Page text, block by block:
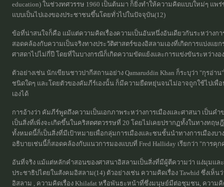
education) ในช่วงทศวรรษ 1960 เป็นต้นมา ก็ยิ่งทำให้ความคิดแบบใหม่ๆ แ
แบบเป็นไปเองของประชาชนขึ้นโดยทั่วไปในปัจจุบัน(12)
ข้อที่น่าสนใจก็คือ แม้แต่ความคิดเรื่องความเป็นอันหนึ่งอันเดียวกันระหว่างกา
สอดคล้องกับความเป็นจริงทางประวัติศาสตร์ของอิสลามเองที่เกิดการแบ่งแย
ศาสดาไปไม่กี่ปี โดยที่ในบางกรณีก็เกิดความขัดแย้งและการแข่งขันระหว่าง
ตัวอย่างเช่น นักเขียนชาวปากีสถานอย่าง Qamaruddin Khan ก็ระบุว่า "กุร
ชนิดใดๆ และโดยตัวของคัมภีร์เองนั้น ก็มีความยืดหยุ่นจนไม่อาจถูกใช้ไปเพื่
เองได้
การอ้างว่า คัมภีร์พูดถึงความเป็นเอกภาพระหว่างการเมืองและศาสนา เป็น
เป็นสิ่งที่เพิ่งจะเกิดขึ้นในคริสตศตวรรษที่ 20 โดยไม่เคยปรากฏทั้งในทางทฤ
ทั้งหมดนี้ก็เป็นสิ่งที่มีเป้าหมายเพื่อกลุ่มการเมืองและชนชั้นนำทางการเมืองบ
อธิบายเช่นนี้ก็สอดคล้องกับแนวการมองแบบที่ Fred Halliday เรียกว่า "การคุก
อันที่จริง แม้แต่หลักคำสอนของศาสนาอิสลามเป็นสิ่งที่มีผู้ตีความว่า แง่มุมแล
ประชาธิปไตยในสังคมอิสลาม(14) ตัวอย่างเช่น ความคิดเรื่อง Tawhid ซึ่งเห็
อิสลาม , ความคิดเรื่อง Khilafat หรือพันธะหน้าที่ซึ่งมนุษย์มีต่อชุมชน, ความคิด